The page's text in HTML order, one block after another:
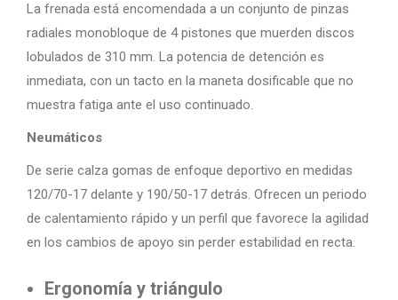
La frenada está encomendada a un conjunto de pinzas
radiales monobloque de 4 pistones que muerden discos
lobulados de 310 mm. La potencia de detención es
inmediata, con un tacto en la maneta dosificable que no
muestra fatiga ante el uso continuado.
Neumáticos
De serie calza gomas de enfoque deportivo en medidas
120/70-17 delante y 190/50-17 detrás. Ofrecen un periodo
de calentamiento rápido y un perfil que favorece la agilidad
en los cambios de apoyo sin perder estabilidad en recta.
Ergonomía y triángulo